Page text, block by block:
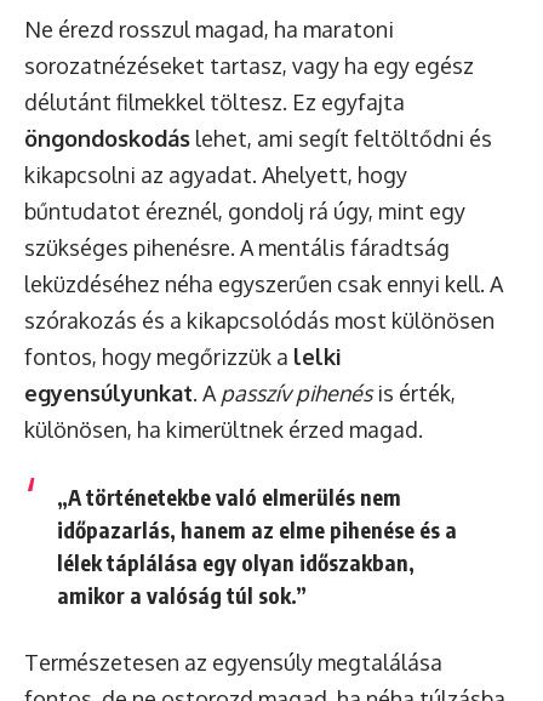
Ne érezd rosszul magad, ha maratoni
sorozatnézéseket tartasz, vagy ha egy egész
délutánt filmekkel töltesz. Ez egyfajta
öngondoskodás lehet, ami segít feltöltődni és
kikapcsolni az agyadat. Ahelyett, hogy
bűntudatot éreznél, gondolj rá úgy, mint egy
szükséges pihenésre. A mentális fáradtság
leküzdéséhez néha egyszerűen csak ennyi kell. A
szórakozás és a kikapcsolódás most különösen
fontos, hogy megőrizzük a lelki
egyensúlyunkat. A passzív pihenésis érték,
különösen, ha kimerültnek érzed magad.
„A történetekbe való elmerülés nem
időpazarlás, hanem az elme pihenése és a
lélek táplálása egy olyan időszakban,
amikor a valóság túl sok.”
Természetesen az egyensúly megtalálása